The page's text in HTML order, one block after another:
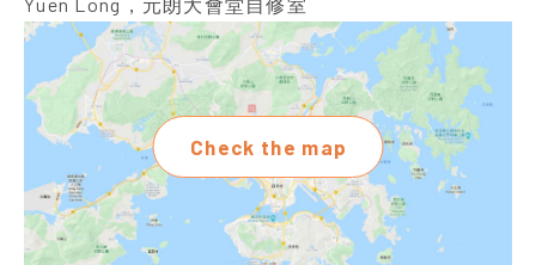
Check the map